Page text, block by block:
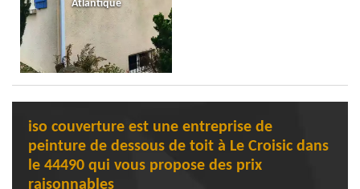
Atlantique
iso couverture est une entreprise de
peinture de dessous de toit à Le Croisic dans
le 44490 qui vous propose des prix
raisonnables